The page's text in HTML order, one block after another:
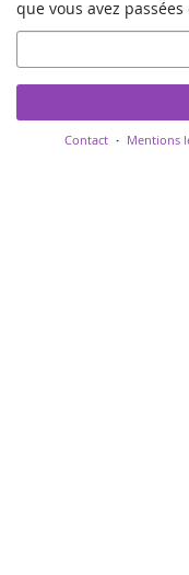
que vous avez
E-
Mail
Contact Mentions